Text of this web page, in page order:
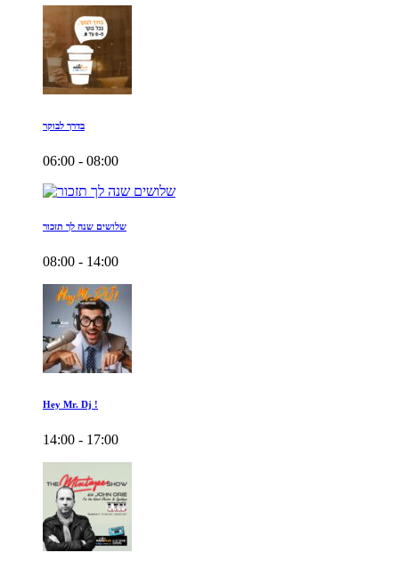
בדרך לבוקר
06:00 - 08:00
שלושים שנה לך תזכור
08:00 - 14:00
Hey Mr. Dj !
14:00 - 17:00